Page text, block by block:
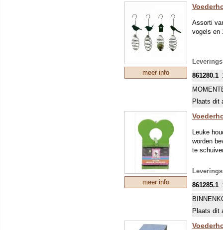
meer info
Assorti
vogels en
861280.1
Plaats dit
meer info
Leuke
worden
te
861285.1
Plaats dit